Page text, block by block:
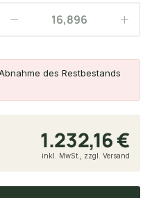
des Restbestands
1.232,16 €
inkl. MwSt., zzgl. Versand